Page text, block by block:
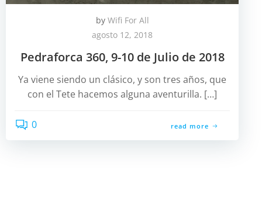
by Wifi For All
agosto 12, 2018
Pedraforca 360, 9-10 de Julio de 2018
Ya viene siendo un clásico, y son tres años, que
con el Tete hacemos alguna aventurilla. […]
0 read more